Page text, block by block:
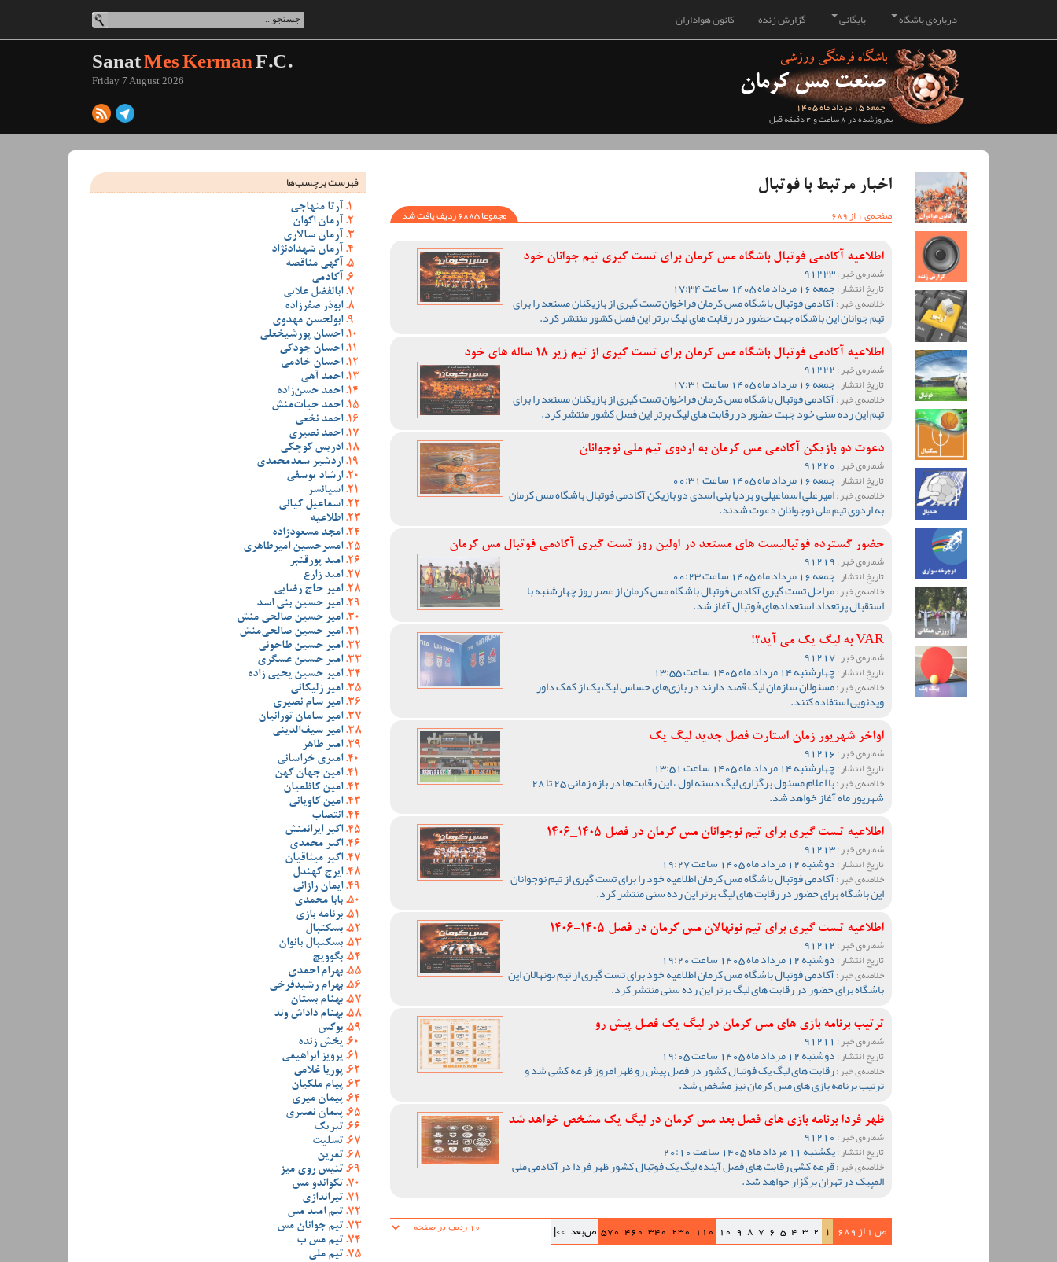
کانون هواداران گزارش زنده بایگانی درباره‌ی باشگاه
جمعه 15 مرداد ماه 1405
به‌روزشده در 8 ساعت و 4 دقیقه قبل
SanatMes KermanF.C.
Friday 7 August 2026
اخبار مرتبط با فوتبال
صفحه‌ی 1 از 689
مجموعا 6885 ردیف یافت شد
اطلاعیه آکادمی فوتبال باشگاه مس کرمان برای تست گیری تیم جوانان خود
شماره‌ی خبر :91223
تاریخ انتشار :جمعه 16 مرداد ماه 1405 ساعت 17:34
خلاصه‌ی خبر :آکادمی فوتبال باشگاه مس کرمان فراخوان تست گیری از بازیکنان مستعد را برای
تیم جوانان این باشگاه جهت حضور در رقابت های لیگ برتر این فصل کشور منتشر کرد.
اطلاعیه آکادمی فوتبال باشگاه مس کرمان برای تست گیری از تیم زیر 18 ساله های خود
شماره‌ی خبر :
تاریخ انتشار :جمعه 16 مرداد ماه 1405 ساعت 17:31
خلاصه‌ی خبر :آکادمی فوتبال باشگاه مس کرمان فراخوان تست گیری از بازیکنان مستعد را برای
تیم این رده سنی خود جهت حضور در رقابت های لیگ برتر این فصل کشور منتشر کرد.
دعوت دو بازیکن آکادمی مس کرمان به اردوی تیم ملی نوجوانان
شماره‌ی خبر :
تاریخ انتشار :جمعه 16 مرداد ماه 1405 ساعت 00:31
خلاصه‌ی خبر :امیرعلی اسماعیلی و بردیا بنی اسدی دو بازیکن آکادمی فوتبال باشگاه مس کرمان
به اردوی تیم ملی نوجوانان دعوت شدند.
حضور گسترده فوتبالیست های مستعد در اولین روز تست گیری آکادمی فوتبال مس کرمان
شماره‌ی خبر :
تاریخ انتشار :جمعه 16 مرداد ماه 1405 ساعت 00:23
خلاصه‌ی خبر :مراحل تست گیری آکادمی فوتبال باشگاه مس کرمان از عصر روز چهارشنبه با
استقبال پرتعداد استعدادهای فوتبال آغاز شد.
VAR به لیگ یک می آید؟!
شماره‌ی خبر :91217
تاریخ انتشار :چهارشنبه 14 مرداد ماه 1405 ساعت 13:55
خلاصه‌ی خبر :مسئولان سازمان لیگ قصد دارند در بازی‌های حساس لیگ یک از کمک داور
ویدئویی استفاده کنند.
اواخر شهریور زمان استارت فصل جدید لیگ یک
شماره‌ی خبر :
تاریخ انتشار :چهارشنبه 14 مرداد ماه 1405 ساعت 13:51
خلاصه‌ی خبر : با اعلام مسئول برگزاری لیگ دسته اول ، این رقابت‌ها در بازه زمانی 25 تا 28
شهریور ماه آغاز خواهد شد.
اطلاعیه تست گیری برای تیم نوجوانان مس کرمان در فصل 1405_1406
شماره‌ی خبر :91213
تاریخ انتشار :دوشنبه 12 مرداد ماه 1405 ساعت 19:27
خلاصه‌ی خبر :آکادمی فوتبال باشگاه مس کرمان اطلاعیه خود را برای تست گیری از تیم نوجوانان
این باشگاه برای حضور در رقابت های لیگ برتر این رده سنی منتشر کرد.
اطلاعیه تست گیری برای تیم نونهالان مس کرمان در فصل 1405-1406
شماره‌ی خبر :
تاریخ انتشار :دوشنبه 12 مرداد ماه 1405 ساعت 19:20
خلاصه‌ی خبر :آکادمی فوتبال باشگاه مس کرمان اطلاعیه خود برای تست گیری از تیم نونهالان این
باشگاه برای حضور در رقابت های لیگ برتر این رده سنی منتشر کرد.
ترتیب برنامه بازی های مس کرمان در لیگ یک فصل پیش رو
شماره‌ی خبر :
تاریخ انتشار :دوشنبه 12 مرداد ماه 1405 ساعت 19:05
خلاصه‌ی خبر :رقابت های لیگ یک فوتبال کشور در فصل پیش رو ظهر امروز قرعه کشی شد و
ترتیب برنامه بازی های مس کرمان نیز مشخص شد.
ظهر فردا برنامه بازی های فصل بعد مس کرمان در لیگ یک مشخص خواهد شد
شماره‌ی خبر :
تاریخ انتشار :یکشنبه 11 مرداد ماه 1405 ساعت 20:10
خلاصه‌ی خبر :قرعه کشی رقابت های فصل آینده لیگ یک فوتبال کشور ظهر فردا در آکادمی ملی
المپیک در تهران برگزار خواهد شد.
ص 1 از 689 1
2
3
4
5
6
7
8
9
10
110
230
340
460
570 ص‌بعد >>|
فهرست برچسب‌ها
آرتا منهاجی
آرمان اکوان
آرمان سالاری
آرمان شهدادنژاد
آگهی مناقصه
آکادمی
ابالفضل علایی
ابوذر صفرزاده
ابولحسن مهدوی
احسان پورشیخعلی
احسان جودکی
احسان خادمی
احمد آهی
احمد حسن‌زاده
احمد حیات‌منش
احمد نخعی
احمد نصیری
ادریس کوچکی
اردشیر سعدمحمدی
ارشاد یوسفی
اسپانسر
اسماعیل کیانی
اطلاعیه
امجد مسعودزاده
امسرحسین امیرطاهری
امید پورقنبر
امید زارع
امیر حاج رضایی
امیر حسین بنی اسد
امیر حسین صالحی منش
امیر حسین صالحی‌منش
امیر حسین طاحونی
امیر حسین عسگری
امیر حسین یحیی زاده
امیر زلیکانی
امیر سام نصیری
امیر سامان تورانیان
امیر سیف‌الدینی
امیر طاهر
امیری خراسانی
امین جهان کهن
امین کاظمیان
امین کاویانی
انتصاب
اکبر ایرانمنش
اکبر محمدی
اکبر میثاقیان
ایرج کهندل
ایمان رازانی
بابا محمدی
برنامه بازی
بسکتبال
بسکتبال بانوان
بگوویچ
بهرام احمدی
بهرام رشیدفرخی
بهنام بستان
بهنام داداش وند
بوکس
پخش زنده
پرویز ابراهیمی
پوریا غلامی
پیام ملکیان
پیمان میری
پیمان نصیری
تبریک
تسلیت
تمرین
تنیس روی میز
تکواندو مس
تیراندازی
تیم امید مس
تیم جوانان مس
تیم مس ب
تیم ملی